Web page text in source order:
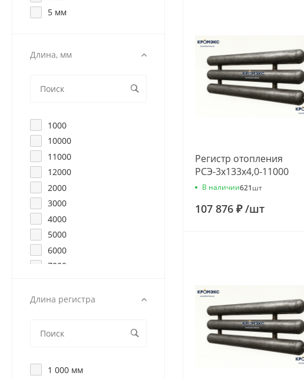
5 мм
Длина, мм
1000
10000
11000
12000
2000
3000
4000
5000
6000
7000
9000
Длина регистра
1 000 мм
Регистр отопления
РСЭ-3x133x4,0-11000
В наличии621шт
107 876 ₽/шт